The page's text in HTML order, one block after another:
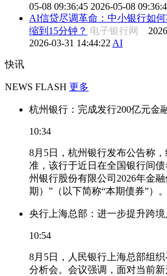
05-08 09:36:45 2026-05-08
AI信贷尽调革命：中小银行如
缩到15分钟？ 电子银行网
2026-03-31 14:44:22 AI
快讯
NEWS FLASH 更多
杭州银行：完成发行200亿元金
10:34
8月5日，杭州银行发布公告称
准，该行于近日在全国银行间
州银行股份有限公司2026年金
期）”（以下简称“本期债券”）。
央行上海总部：进一步提升跨
10:54
8月5日，人民银行上海总部组
分析会。会议强调，面对当前